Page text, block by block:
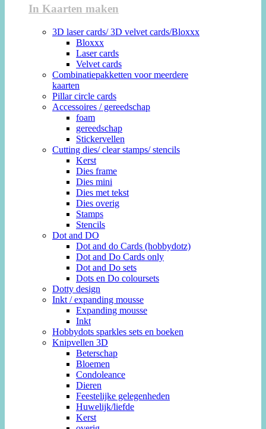
In Kaarten maken
3D laser cards/ 3D velvet cards/Bloxxx
Bloxxx
Laser cards
Velvet cards
Combinatiepakketten voor meerdere
kaarten
Pillar circle cards
Accessoires / gereedschap
foam
gereedschap
Stickervellen
Cutting dies/ clear stamps/ stencils
Kerst
Dies frame
Dies mini
Dies met tekst
Dies overig
Stamps
Stencils
Dot and DO
Dot and do Cards (hobbydotz)
Dot and Do Cards only
Dot and Do sets
Dots en Do coloursets
Dotty design
Inkt / expanding mousse
Expanding mousse
Inkt
Hobbydots sparkles sets en boeken
Knipvellen 3D
Beterschap
Bloemen
Condoleance
Dieren
Feestelijke gelegenheden
Huwelijk/liefde
Kerst